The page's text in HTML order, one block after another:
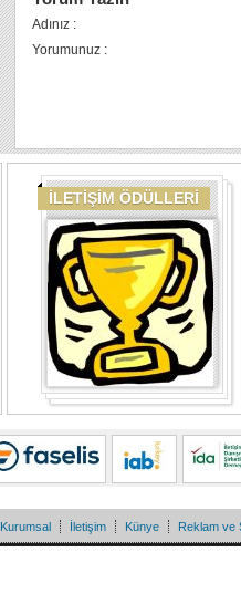
Adınız :
Yorumunuz :
İLETİŞİM ÖDÜLLERİ
Kurumsal İletişim Künye Reklam ve